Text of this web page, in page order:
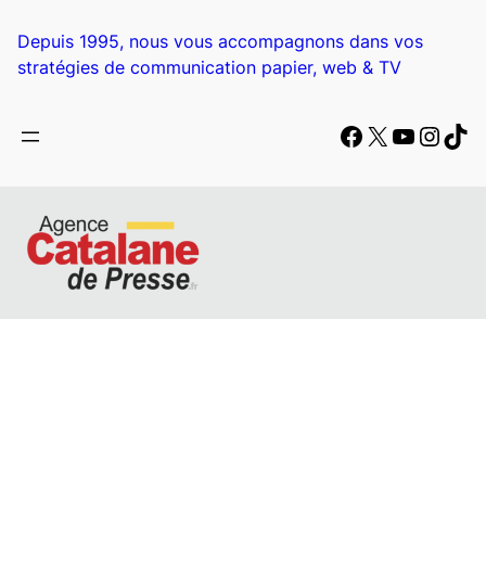
contenu
Depuis 1995, nous vous accompagnons dans vos
stratégies de communication papier, web & TV
Facebook
X